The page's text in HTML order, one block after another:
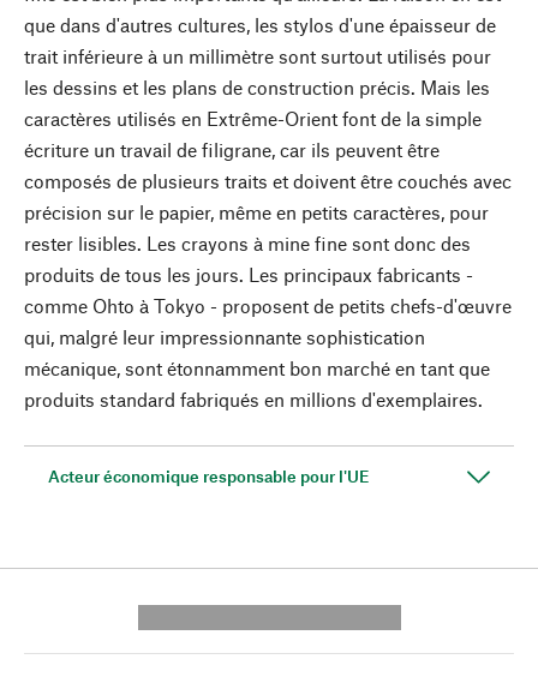
que dans d'autres cultures, les stylos d'une épaisseur de
trait inférieure à un millimètre sont surtout utilisés pour
les dessins et les plans de construction précis. Mais les
caractères utilisés en Extrême-Orient font de la simple
écriture un travail de filigrane, car ils peuvent être
composés de plusieurs traits et doivent être couchés avec
précision sur le papier, même en petits caractères, pour
rester lisibles. Les crayons à mine fine sont donc des
produits de tous les jours. Les principaux fabricants -
comme Ohto à Tokyo - proposent de petits chefs-d'œuvre
qui, malgré leur impressionnante sophistication
mécanique, sont étonnamment bon marché en tant que
produits standard fabriqués en millions d'exemplaires.
Acteur économique responsable pour l'UE